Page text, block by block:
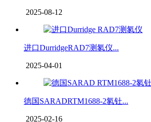
2025-08-12
进口DurridgeRAD7测氡仪...
2025-04-01
德国SARADRTM1688-2氡钍...
2025-02-16